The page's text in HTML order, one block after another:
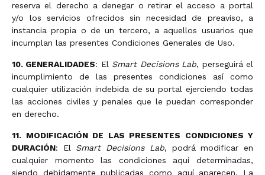
reserva el derecho a denegar o retirar el acceso a portal
y/o los servicios ofrecidos sin necesidad de preaviso, a
instancia propia o de un tercero, a aquellos usuarios que
incumplan las presentes Condiciones Generales de Uso.
10. GENERALIDADES: El Smart Decisions Lab, perseguirá el
incumplimiento de las presentes condiciones así como
cualquier utilización indebida de su portal ejerciendo todas
las acciones civiles y penales que le puedan corresponder
en derecho.
11. MODIFICACIÓN DE LAS PRESENTES CONDICIONES Y
DURACIÓN: El Smart Decisions Lab, podrá modificar en
cualquier momento las condiciones aquí determinadas,
siendo debidamente publicadas como aquí aparecen. La